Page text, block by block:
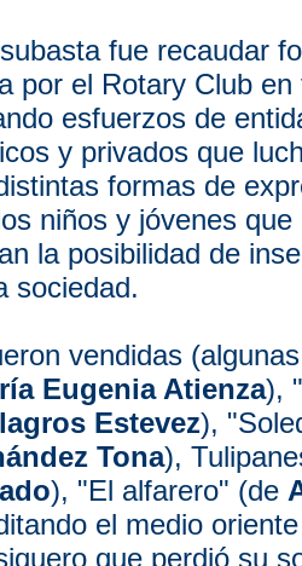
fue recaudar
por el Rotary Club en
esfuerzos de
y privados que
formas de
niños y jóvenes
la posibilidad de
sociedad.
vendidas
Eugenia Atienza),
Estevez),
Tona),
), "El alfarero" (de
el medio
que perdió su